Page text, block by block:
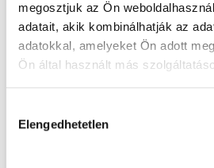
megosztjuk az Ön
adatait, akik kombinálhatják az
adatokkal, amelyeket Ön adott
Ön által használt más
kiválasztása
Elengedhetetlen
Általános Szerződési